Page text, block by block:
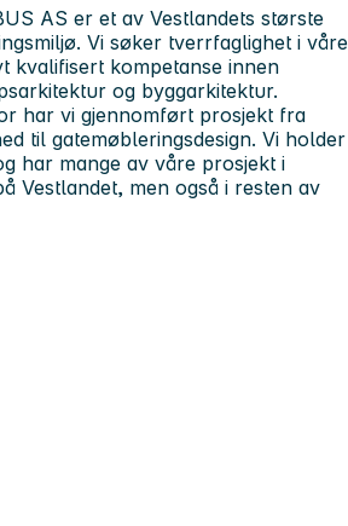
AS er et av Vestlandets største
Vi søker tverrfaglighet i våre
kvalifisert kompetanse innen
og byggarkitektur.
har vi gjennomført prosjekt fra
til gatemøbleringsdesign. Vi holder
har mange av våre prosjekt i
Vestlandet, men også i resten av